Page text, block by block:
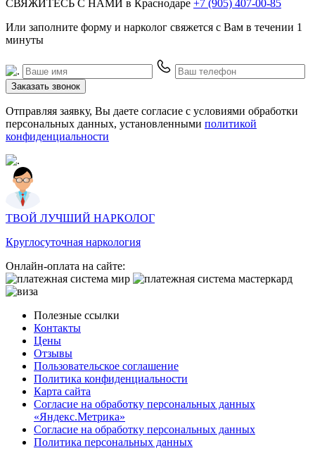
СВЯЖИТЕСЬ С НАМИ в Краснодаре +7 (905) 407-00-85
Или заполните форму и нарколог свяжется с Вам в течении 1
минуты
Заказать звонок
Отправляя заявку, Вы даете согласие с условиями обработки
персональных данных, установленными политикой
конфиденциальности
ТВОЙ ЛУЧШИЙ НАРКОЛОГ
Круглосуточная наркология
Онлайн-оплата на сайте:
Полезные ссылки
Контакты
Цены
Отзывы
Пользовательское соглашение
Политика конфиденциальности
Карта сайта
Согласие на обработку персональных данных
«Яндекс.Метрика»
Согласие на обработку персональных данных
Политика персональных данных